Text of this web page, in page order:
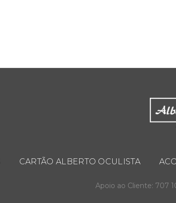
CARTÃO ALBERTO OCULISTA
Apoio ao Cliente: 707